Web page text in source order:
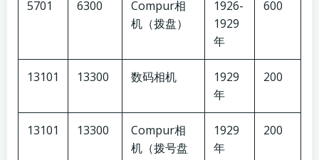
5701 6300
Compur相
机（拨盘）
1926-
1929
年
600
13101 13300 数码相机
1929
年
200
13101 13300
Compur相
机（拨号盘
1929
年
200